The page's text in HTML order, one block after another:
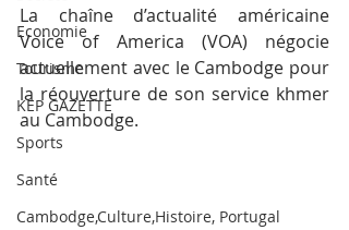
Economie
Tourisme
KEP GAZETTE
Sports
Santé
Cambodge,Culture,Histoire, Portugal
La chaîne d’actualité américaine
Voice of America (VOA) négocie
actuellement avec le Cambodge pour
la réouverture de son service khmer
au Cambodge.